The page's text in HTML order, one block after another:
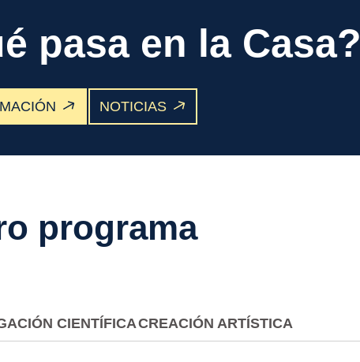
pasa en la Casa?
NOTICIAS
programa
CIENTÍFICACREACIÓN ARTÍSTICA